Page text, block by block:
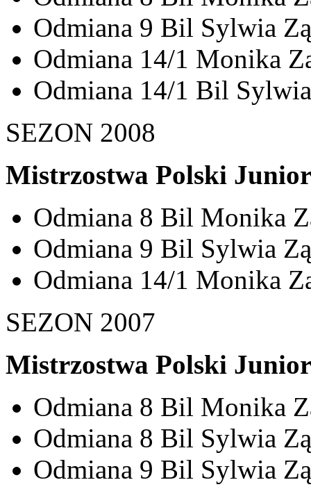
Odmiana 9 Bil Sylwia
Odmiana 14/1 Monika
Odmiana 14/1 Bil
SEZON 2008
Mistrzostwa Polski
Odmiana 8 Bil Monika
Odmiana 9 Bil Sylwia
Odmiana 14/1 Monika
SEZON 2007
Mistrzostwa Polski
Odmiana 8 Bil Monika
Odmiana 8 Bil Sylwia
Odmiana 9 Bil Sylwia